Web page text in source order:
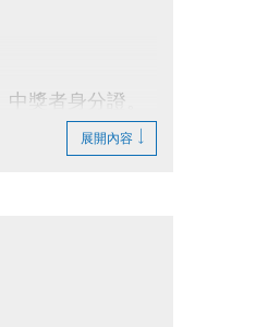
獎者身分證。
變更事項或未盡
展開內容